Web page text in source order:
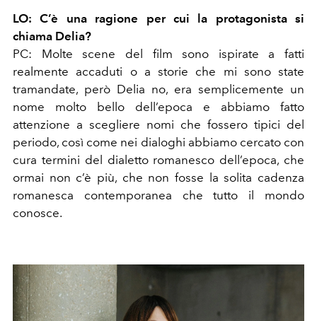
LO: C’è una ragione per cui la protagonista si
chiama Delia?
PC: Molte scene del film sono ispirate a fatti
realmente accaduti o a storie che mi sono state
tramandate, però Delia no, era semplicemente un
nome molto bello dell’epoca e abbiamo fatto
attenzione a scegliere nomi che fossero tipici del
periodo, così come nei dialoghi abbiamo cercato con
cura termini del dialetto romanesco dell’epoca, che
ormai non c’è più, che non fosse la solita cadenza
romanesca contemporanea che tutto il mondo
conosce.